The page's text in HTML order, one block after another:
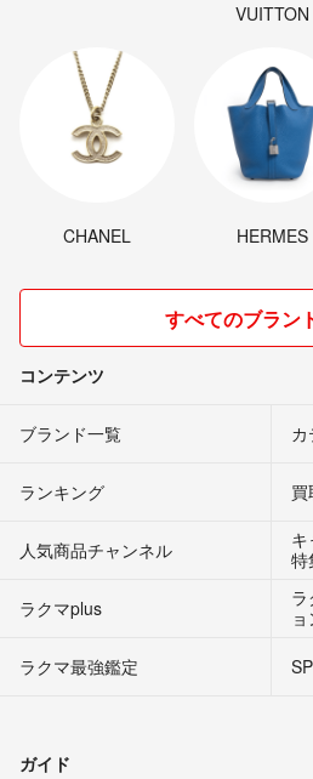
VUITTON
CHANEL HERMES
すべてのブラン
コンテンツ
ブランド一覧
ランキング
人気商品チャンネル
特
ラクマplus
ラクマ最強鑑定
ガイド